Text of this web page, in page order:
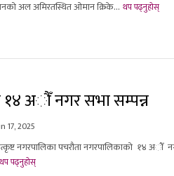
अल अमिरतस्थित ओमान क्रिके... थप पढ्नुहोस्
१४ अौँ नगर सभा सम्पन्न
17, 2025
नगरपालिका पचरौता नगरपालिकाको १४ अौँ
थप पढ्नुहोस्